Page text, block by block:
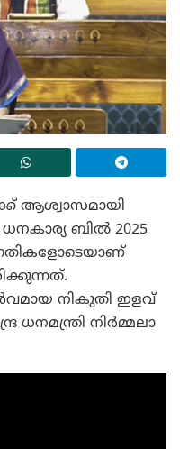
ആശ്വാസമായി
ധനകാര്യ ബിൽ 2025
നികുതി ഇളവ്
ധനമന്ത്രി നിർമ്മലാ